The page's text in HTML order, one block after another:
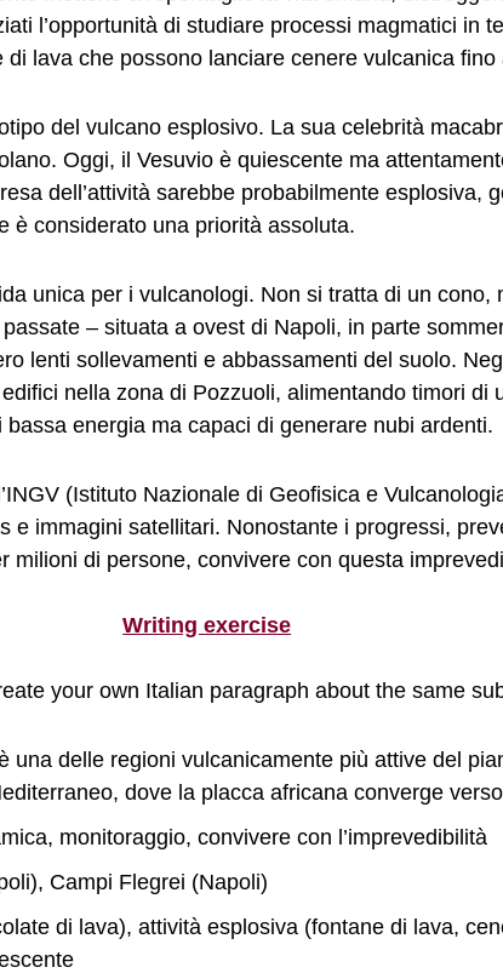
l’opportunità di studiare processi magmatici in
lava che possono lanciare cenere vulcanica
del vulcano esplosivo. La sua celebrità
Oggi, il Vesuvio è quiescente ma
dell’attività sarebbe probabilmente esplosiva,
è considerato una priorità assoluta.
unica per i vulcanologi. Non si tratta di un cono,
– situata a ovest di Napoli, in parte
lenti sollevamenti e abbassamenti del suolo.
nella zona di Pozzuoli, alimentando timori di
energia ma capaci di generare nubi ardenti.
(Istituto Nazionale di Geofisica e
e immagini satellitari. Nonostante i progressi,
milioni di persone, convivere con questa
Writing exercise
your own Italian paragraph about the same
è una delle regioni vulcanicamente più attive del
dove la placca africana converge
monitoraggio, convivere con l’imprevedibilità
Campi Flegrei (Napoli)
di lava), attività esplosiva (fontane di lava,